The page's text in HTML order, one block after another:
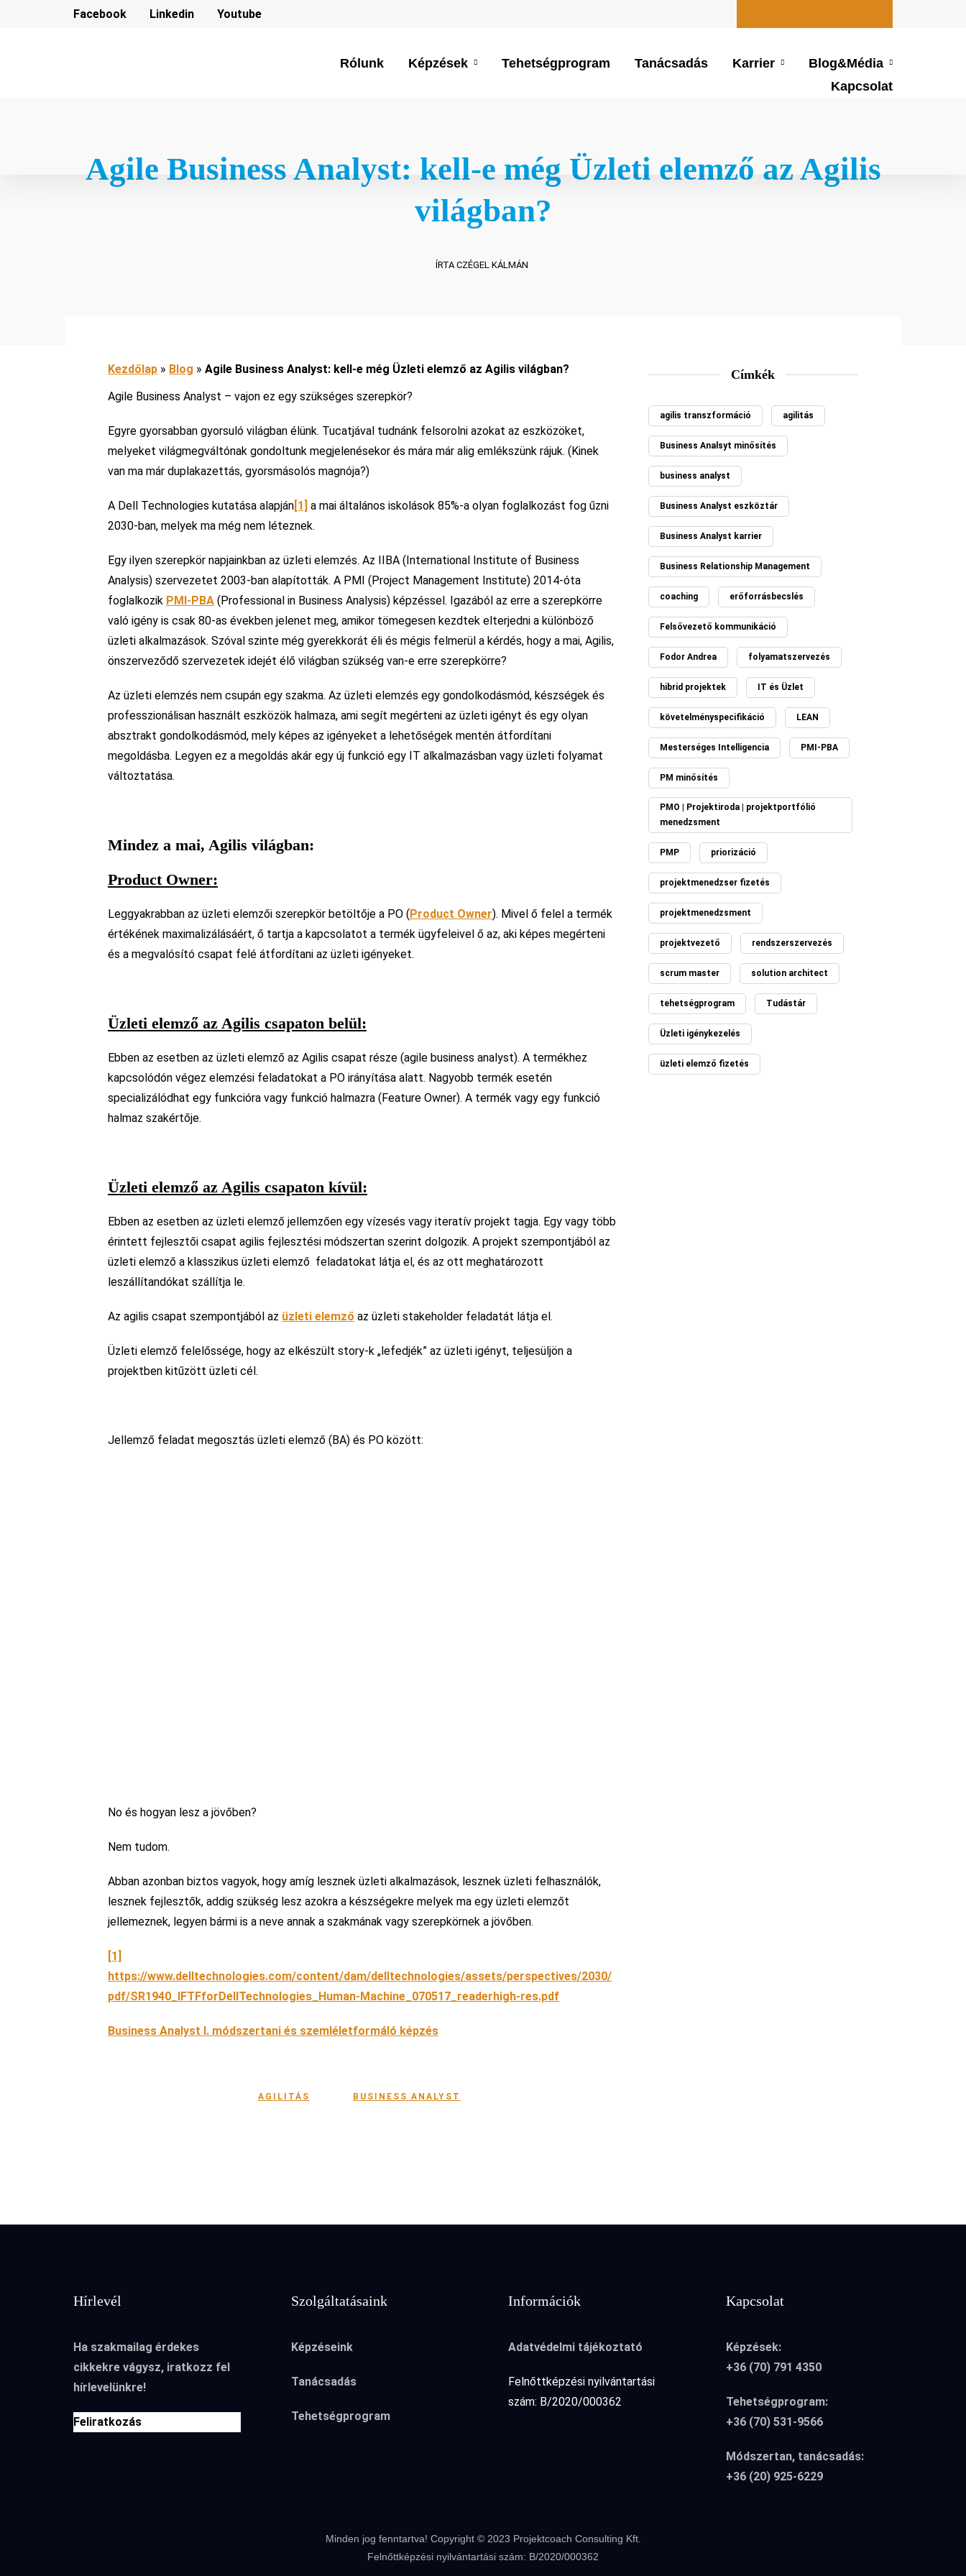
Facebook Linkedin Youtube
Rólunk Képzések Tehetségprogram Tanácsadás Karrier
Blog&Média
Kapcsolat
Agile Business Analyst: kell-e még Üzleti elemző az Agilis
világban?
ÍRTA CZÉGEL KÁLMÁN
Kezdőlap » Blog » Agile Business Analyst: kell-e még Üzleti elemző az Agilis világban?
Agile Business Analyst – vajon ez egy szükséges szerepkör?
Egyre gyorsabban gyorsuló világban élünk. Tucatjával tudnánk felsorolni azokat az eszközöket,
melyeket világmegváltónak gondoltunk megjelenésekor és mára már alig emlékszünk rájuk. (Kinek
van ma már duplakazettás, gyorsmásolós magnója?)
A Dell Technologies kutatása alapján[1] a mai általános iskolások 85%-a olyan foglalkozást fog űzni
2030-ban, melyek ma még nem léteznek.
Egy ilyen szerepkör napjainkban az üzleti elemzés. Az IIBA (International Institute of Business
Analysis) szervezetet 2003-ban alapították. A PMI (Project Management Institute) 2014-óta
foglalkozik PMI-PBA (Professional in Business Analysis) képzéssel. Igazából az erre a szerepkörre
való igény is csak 80-as években jelenet meg, amikor tömegesen kezdtek elterjedni a különböző
üzleti alkalmazások. Szóval szinte még gyerekkorát éli és mégis felmerül a kérdés, hogy a mai, Agilis,
önszerveződő szervezetek idejét élő világban szükség van-e erre szerepkörre?
Az üzleti elemzés nem csupán egy szakma. Az üzleti elemzés egy gondolkodásmód, készségek és
professzionálisan használt eszközök halmaza, ami segít megérteni az üzleti igényt és egy olyan
absztrakt gondolkodásmód, mely képes az igényeket a lehetőségek mentén átfordítani
megoldásba. Legyen ez a megoldás akár egy új funkció egy IT alkalmazásban vagy üzleti folyamat
változtatása.
Mindez a mai, Agilis világban:
Product Owner:
Leggyakrabban az üzleti elemzői szerepkör betöltője a PO (Product Owner). Mivel ő felel a termék
értékének maximalizálásáért, ő tartja a kapcsolatot a termék ügyfeleivel ő az, aki képes megérteni
és a megvalósító csapat felé átfordítani az üzleti igényeket.
Üzleti elemző az Agilis csapaton belül:
Ebben az esetben az üzleti elemző az Agilis csapat része (agile business analyst). A termékhez
kapcsolódón végez elemzési feladatokat a PO irányítása alatt. Nagyobb termék esetén
specializálódhat egy funkcióra vagy funkció halmazra (Feature Owner). A termék vagy egy funkció
halmaz szakértője.
Üzleti elemző az Agilis csapaton kívül:
Ebben az esetben az üzleti elemző jellemzően egy vízesés vagy iteratív projekt tagja. Egy vagy több
érintett fejlesztői csapat agilis fejlesztési módszertan szerint dolgozik. A projekt szempontjából az
üzleti elemző a klasszikus üzleti elemző feladatokat látja el, és az ott meghatározott
leszállítandókat szállítja le.
Az agilis csapat szempontjából az üzleti elemző az üzleti stakeholder feladatát látja el.
Üzleti elemző felelőssége, hogy az elkészült story-k „lefedjék” az üzleti igényt, teljesüljön a
projektben kitűzött üzleti cél.
Jellemző feladat megosztás üzleti elemző (BA) és PO között:
No és hogyan lesz a jövőben?
Nem tudom.
Abban azonban biztos vagyok, hogy amíg lesznek üzleti alkalmazások, lesznek üzleti felhasználók,
lesznek fejlesztők, addig szükség lesz azokra a készségekre melyek ma egy üzleti elemzőt
jellemeznek, legyen bármi is a neve annak a szakmának vagy szerepkörnek a jövőben.
[1]
https://www.delltechnologies.com/content/dam/delltechnologies/assets/perspectives/2030/
pdf/SR1940_IFTFforDellTechnologies_Human-Machine_070517_readerhigh-res.pdf
Business Analyst l. módszertani és szemléletformáló képzés
AGILITÁS BUSINESS ANALYST
Címkék
agilis transzformáció agilitás
Business Analsyt minősítés
business analyst
Business Analyst eszköztár
Business Analyst karrier
Business Relationship Management
coaching erőforrásbecslés
Felsővezető kommunikáció
Fodor Andrea folyamatszervezés
hibrid projektek IT és Üzlet
követelményspecifikáció LEAN
Mesterséges Intelligencia PMI-PBA
PM minősítés
PMO | Projektiroda | projektportfólió
menedzsment
PMP priorizáció
projektmenedzser fizetés
projektmenedzsment
projektvezető rendszerszervezés
scrum master solution architect
tehetségprogram Tudástár
Üzleti igénykezelés
üzleti elemző fizetés
Hírlevél
Ha szakmailag érdekes
cikkekre vágysz, iratkozz fel
hírlevelünkre!
Feliratkozás
Szolgáltatásaink
Képzéseink
Tanácsadás
Tehetségprogram
Információk
Adatvédelmi tájékoztató
Felnőttképzési nyilvántartási
szám: B/2020/000362
Kapcsolat
Képzések:
+36 (70) 791 4350
Tehetségprogram:
+36 (70) 531-9566
Módszertan, tanácsadás:
+36 (20) 925-6229
Minden jog fenntartva! Copyright © 2023 Projektcoach Consulting Kft.
Felnőttképzési nyilvántartási szám: B/2020/000362